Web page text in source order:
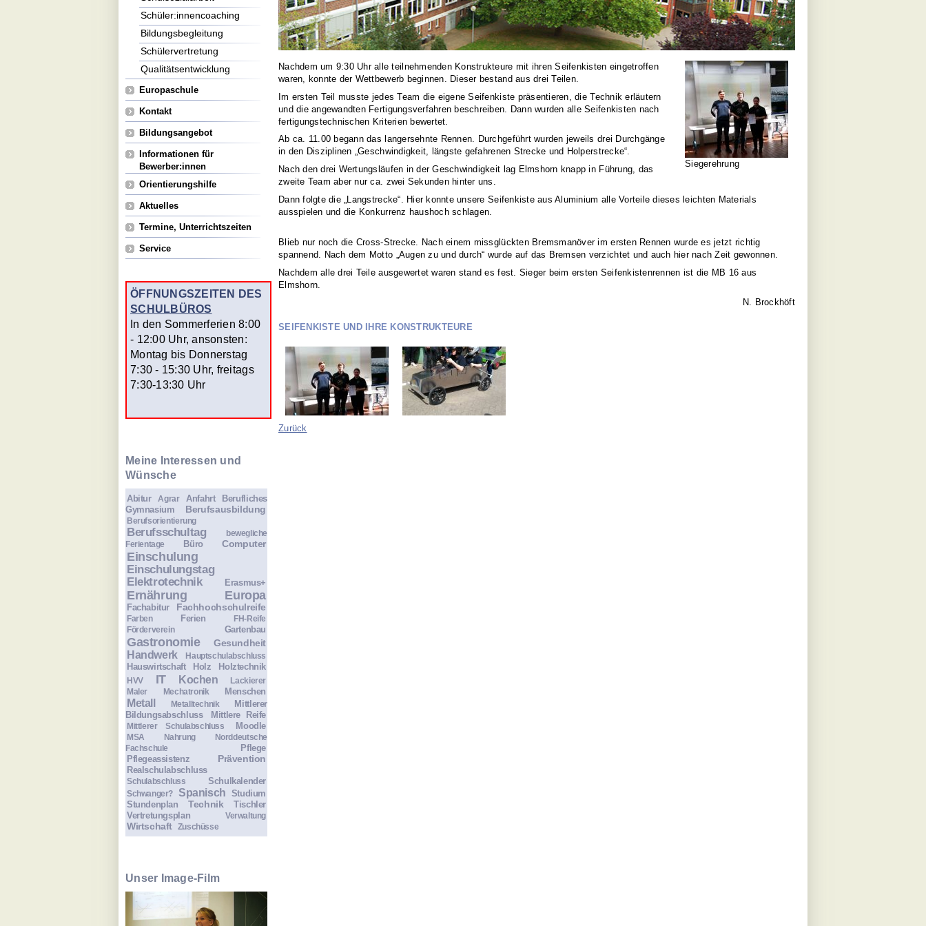
Siegerehrung
Nachdem um 9:30 Uhr alle teilnehmenden Konstrukteure mit ihren Seifenkisten eingetroffen
waren, konnte der Wettbewerb beginnen. Dieser bestand aus drei Teilen.
Im ersten Teil musste jedes Team die eigene Seifenkiste präsentieren, die Technik erläutern
und die angewandten Fertigungsverfahren beschreiben. Dann wurden alle Seifenkisten nach
fertigungstechnischen Kriterien bewertet.
Ab ca. 11.00 begann das langersehnte Rennen. Durchgeführt wurden jeweils drei Durchgänge
in den Disziplinen „Geschwindigkeit, längste gefahrenen Strecke und Holperstrecke“.
Nach den drei Wertungsläufen in der Geschwindigkeit lag Elmshorn knapp in Führung, das
zweite Team aber nur ca. zwei Sekunden hinter uns.
Dann folgte die „Langstrecke“. Hier konnte unsere Seifenkiste aus Aluminium alle Vorteile dieses leichten Materials
ausspielen und die Konkurrenz haushoch schlagen.
Blieb nur noch die Cross-Strecke. Nach einem missglückten Bremsmanöver im ersten Rennen wurde es jetzt richtig
spannend. Nach dem Motto „Augen zu und durch“ wurde auf das Bremsen verzichtet und auch hier nach Zeit gewonnen.
Nachdem alle drei Teile ausgewertet waren stand es fest. Sieger beim ersten Seifenkistenrennen ist die MB 16 aus
Elmshorn.
N. Brockhöft
SEIFENKISTE UND IHRE KONSTRUKTEURE
Zurück
Schüler:innencoaching
Bildungsbegleitung
Schülervertretung
Qualitätsentwicklung
Europaschule
Kontakt
Bildungsangebot
Informationen für
Bewerber:innen
Orientierungshilfe
Aktuelles
Termine, Unterrichtszeiten
Service
ÖFFNUNGSZEITEN DES
SCHULBÜROS
In den Sommerferien 8:00
- 12:00 Uhr, ansonsten:
Montag bis Donnerstag
7:30 - 15:30 Uhr, freitags
7:30-13:30 Uhr
Meine Interessen und
Wünsche
Abitur Agrar Anfahrt
Berufliches
Gymnasium
Berufsausbildung
Berufsorientierung
Berufsschultag
bewegliche
Ferientage
Büro Computer
Einschulung
Einschulungstag
Elektrotechnik
Erasmus+
Ernährung Europa
Fachabitur Fachhochschulreife
Farben Ferien
FH-Reife
Förderverein
Gartenbau
Gastronomie Gesundheit
Handwerk Hauptschulabschluss
Hauswirtschaft Holz Holztechnik
HVV IT Kochen
Lackierer
Maler
Mechatronik Menschen
Metall Metalltechnik
Mittlerer
Bildungsabschluss
Mittlere Reife
Mittlerer Schulabschluss Moodle
MSA Nahrung
Norddeutsche
Fachschule
Pflege
Pflegeassistenz
Prävention
Realschulabschluss
Schulabschluss Schulkalender
Schwanger? Spanisch Studium
Stundenplan
Technik
Tischler
Vertretungsplan
Verwaltung
Wirtschaft Zuschüsse
Unser Image-Film